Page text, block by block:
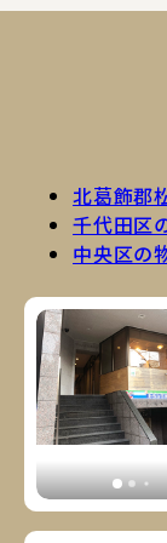
北葛飾郡
千代田区
中央区の